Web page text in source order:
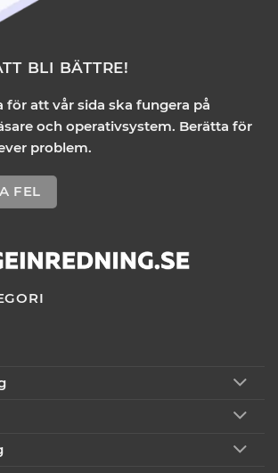
BLI BÄTTRE!
för att vår sida ska fungera på
och operativsystem. Berätta för
problem.
FEL